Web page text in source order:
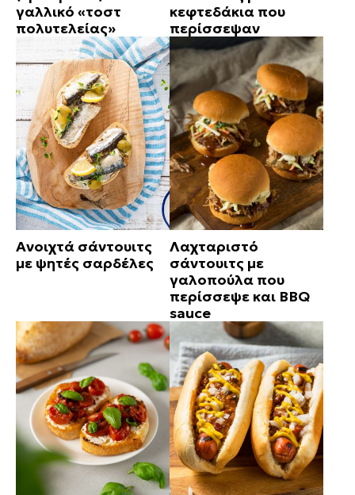
γαλλικό «τοστ
πολυτελείας»
κεφτεδάκια που
περίσσεψαν
Ανοιχτά σάντουιτς
με ψητές σαρδέλες
Λαχταριστό
σάντουιτς με
γαλοπούλα που
περίσσεψε και BBQ
sauce